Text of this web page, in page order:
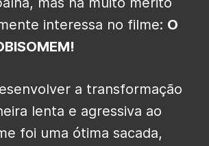
interessa no filme: O
a transformação
lenta e agressiva ao
foi uma ótima sacada,